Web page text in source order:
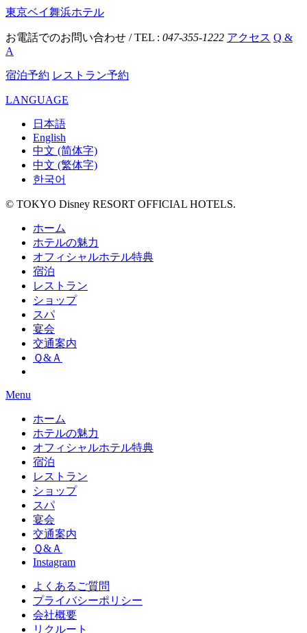
東京ベイ舞浜ホテル
お電話でのお問い合わせ / TEL : 047-355-1222 アクセス Q &
A
宿泊予約 レストラン予約
LANGUAGE
日本語
English
中文 (简体字)
中文 (繁体字)
한국어
© TOKYO Disney RESORT OFFICIAL HOTELS.
ホーム
ホテルの魅力
オフィシャルホテル特典
宿泊
レストラン
ショップ
スパ
宴会
交通案内
Ｑ&Ａ
Menu
ホーム
ホテルの魅力
オフィシャルホテル特典
宿泊
レストラン
ショップ
スパ
宴会
交通案内
Ｑ&Ａ
Instagram
よくあるご質問
プライバシーポリシー
会社概要
リクルート